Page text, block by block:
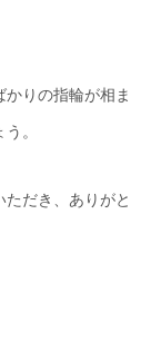
りの指輪が相ま
。
だき、ありがと